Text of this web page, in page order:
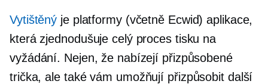
Vytištěný je platformy(včetně Ecwid) aplikace,
která zjednodušuje celý proces tisku na
vyžádání. Nejen, že nabízejí přizpůsobené
trička, ale také vám umožňují přizpůsobit další